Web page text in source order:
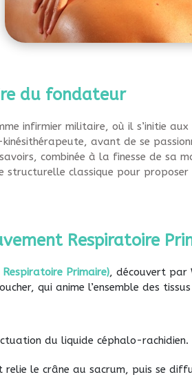
du fondateur
infirmier militaire, où il s’initie
avant de se
combinée à la finesse de sa
structurelle classique pour proposer
Respiratoire
Respiratoire Primaire), découvert par
qui anime l’ensemble des
du liquide céphalo-rachidien.
le crâne au sacrum, puis se